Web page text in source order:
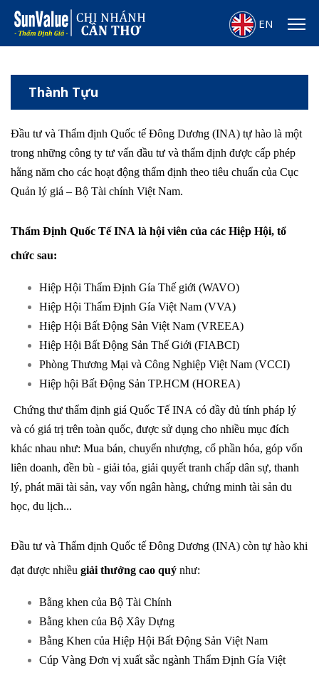
EN
Thành Tựu
Đầu tư và Thẩm định Quốc tế Đông Dương (INA) tự hào là một
trong những công ty tư vấn đầu tư và thẩm định được cấp phép
hằng năm cho các hoạt động thẩm định theo tiêu chuẩn của Cục
Quản lý giá – Bộ Tài chính Việt Nam.
Thẩm Định Quốc Tế INA là hội viên của các Hiệp Hội, tổ
chức sau:
Hiệp Hội Thẩm Định Gía Thế giới (WAVO)
Hiệp Hội Thẩm Định Gía Việt Nam (VVA)
Hiệp Hội Bất Động Sản Việt Nam (VREEA)
Hiệp Hội Bất Động Sản Thế Giới (FIABCI)
Phòng Thương Mại và Công Nghiệp Việt Nam (VCCI)
Hiệp hội Bất Động Sản TP.HCM (HOREA)
Chứng thư thẩm định giá Quốc Tế INA có đầy đủ tính pháp lý
và có giá trị trên toàn quốc, được sử dụng cho nhiều mục đích
khác nhau như: Mua bán, chuyển nhượng, cổ phần hóa, góp vốn
liên doanh, đền bù - giải tỏa, giải quyết tranh chấp dân sự, thanh
lý, phát mãi tài sản, vay vốn ngân hàng, chứng minh tài sản du
học, du lịch...
Đầu tư và Thẩm định Quốc tế Đông Dương (INA) còn tự hào khi
đạt được nhiều giải thưởng cao quý như:
Bằng khen của Bộ Tài Chính
Bằng khen của Bộ Xây Dựng
Bằng Khen của Hiệp Hội Bất Động Sản Việt Nam
Cúp Vàng Đơn vị xuất sắc ngành Thẩm Định Gía Việt